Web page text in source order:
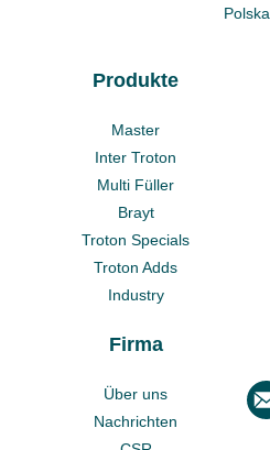
Polska
Produkte
Master
Inter Troton
Multi Füller
Brayt
Troton Specials
Troton Adds
Industry
Firma
Über uns
Nachrichten